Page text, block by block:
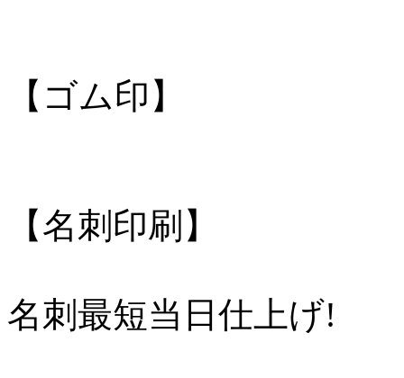
【ゴム印】
【名刺印刷】
名刺最短当日仕上げ!